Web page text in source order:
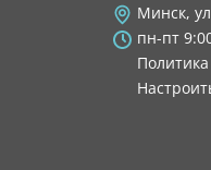
Минск,
пн-пт